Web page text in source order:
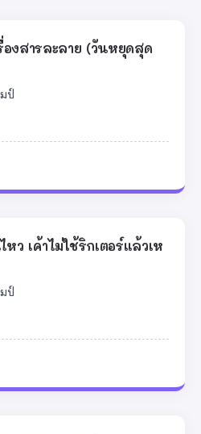
องสารละลาย (วันหยุดสุด
ป์
ว เค้าไม่ใช้ริกเตอร์แล้วเห
ป์